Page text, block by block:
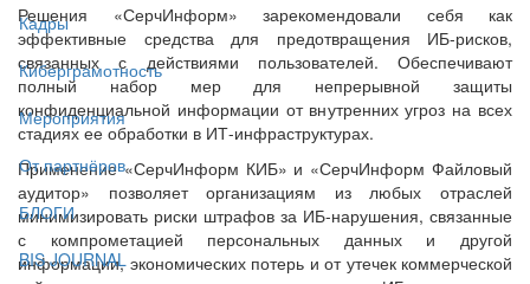
Кадры
Киберграмотность
Мероприятия
От партнёров
БЛОГИ
BIS JOURNAL
Решения «СерчИнформ» зарекомендовали себя как
эффективные средства для предотвращения ИБ-рисков,
связанных с действиями пользователей. Обеспечивают
полный набор мер для непрерывной защиты
конфиденциальной информации от внутренних угроз на всех
стадиях ее обработки в ИТ-инфраструктурах.
Применение «СерчИнформ КИБ» и «СерчИнформ Файловый
аудитор» позволяет организациям из любых отраслей
минимизировать риски штрафов за ИБ-нарушения, связанные
с компрометацией персональных данных и другой
информации, экономических потерь и от утечек коммерческой